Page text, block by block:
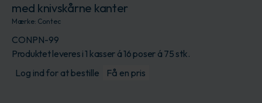
med knivskårne kanter
Mærke: Contec
CONPN-99
Produktet leveres i 1 kasser á 16 poser á 75 stk.
Log ind for at bestille
Få en pris